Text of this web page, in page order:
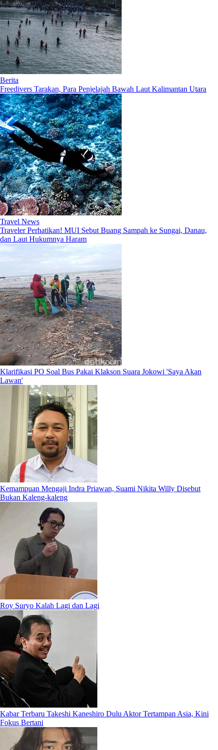
Berita
Freedivers Tarakan, Para Penjelajah Bawah Laut Kalimantan Utara
Travel News
Traveler Perhatikan! MUI Sebut Buang Sampah ke Sungai, Danau,
dan Laut Hukumnya Haram
Klarifikasi PO Soal Bus Pakai Klakson Suara Jokowi 'Saya Akan
Lawan'
Kemampuan Mengaji Indra Priawan, Suami Nikita Willy Disebut
Bukan Kaleng-kaleng
Roy Suryo Kalah Lagi dan Lagi
Kabar Terbaru Takeshi Kaneshiro Dulu Aktor Tertampan Asia, Kini
Fokus Bertani